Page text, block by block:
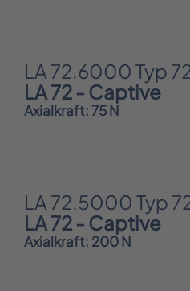
LA 72.6000 Typ
LA 72 - Captive
Axialkraft: 75 N
LA 72.5000 Typ
LA 72 - Captive
Axialkraft: 200 N